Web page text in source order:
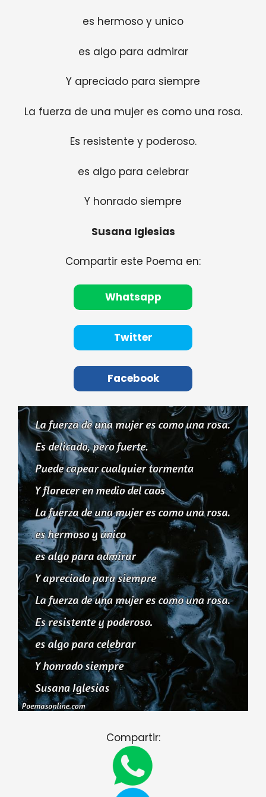
es hermoso y unico
es algo para admirar
Y apreciado para siempre
La fuerza de una mujer es como una rosa.
Es resistente y poderoso.
es algo para celebrar
Y honrado siempre
Susana Iglesias
Compartir este Poema en:
Whatsapp
Twitter
Facebook
Compartir: